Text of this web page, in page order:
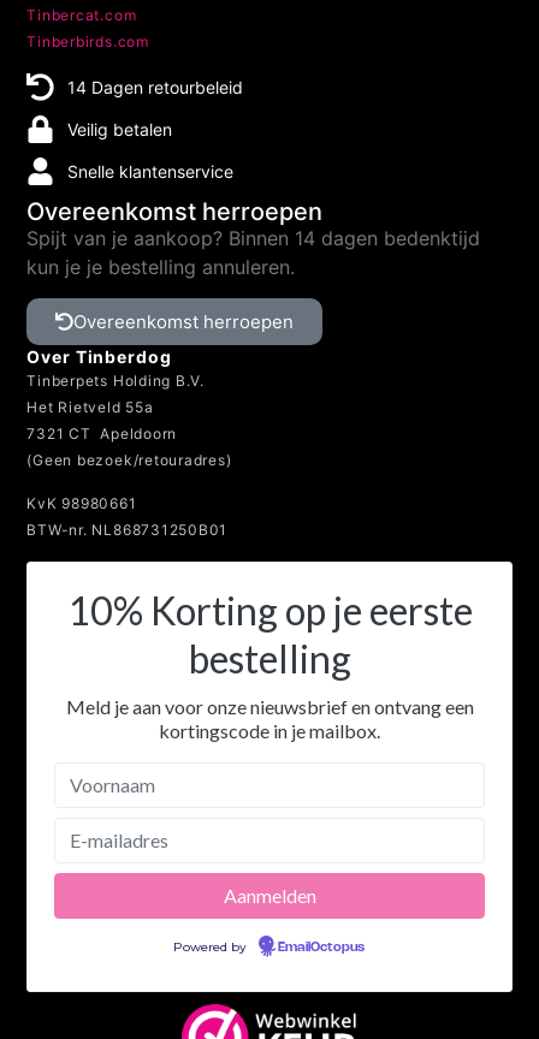
Tinbercat.com
Tinberbirds.com
14 Dagen retourbeleid
Veilig betalen
Snelle klantenservice
Overeenkomst herroepen
Spijt van je aankoop? Binnen 14 dagen bedenktijd
kun je je bestelling annuleren.
Overeenkomst herroepen
Over Tinberdog
Tinberpets Holding B.V.
Het Rietveld 55a
7321 CT Apeldoorn
(Geen bezoek/retouradres)
KvK 98980661
BTW-nr. NL868731250B01
10% Korting op je eerste
bestelling
Meld je aan voor onze nieuwsbrief en ontvang een
kortingscode in je mailbox.
Powered by EmailOctopus